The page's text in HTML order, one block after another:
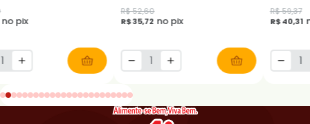
no pix
R$ 52,60
R$ 35,72 no pix
R$ 59,37
R$ 40,31